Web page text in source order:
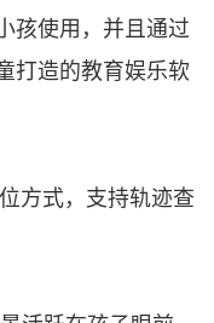
孩使用，并且通过
打造的教育娱乐软
方式，支持轨迹查